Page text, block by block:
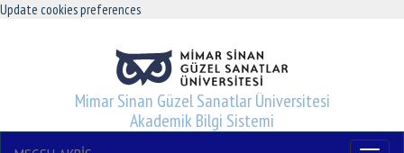
Update cookies preferences
Mimar Sinan Güzel Sanatlar Üniversitesi
Akademik Bilgi Sistemi